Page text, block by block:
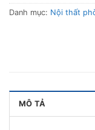
Danh mục: Nội thất
MÔ TẢ